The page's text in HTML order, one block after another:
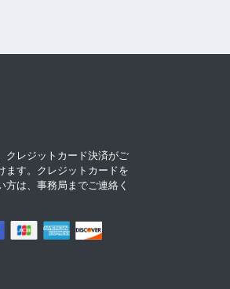
クレジットカード決済がご
ます。クレジットカードを
方は、事務局までご連絡く